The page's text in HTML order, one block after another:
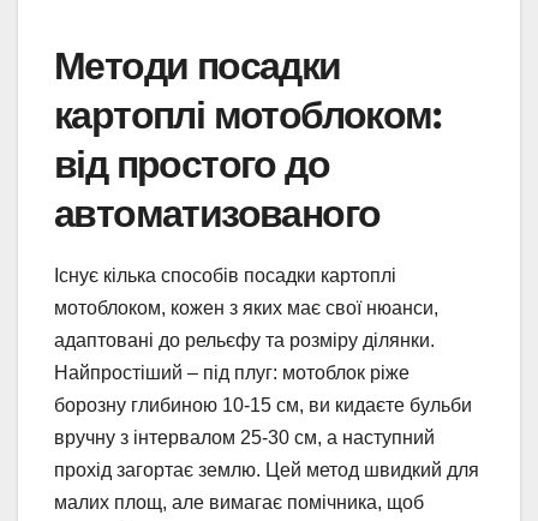
Методи посадки
картоплі мотоблоком:
від простого до
автоматизованого
Існує кілька способів посадки картоплі
мотоблоком, кожен з яких має свої нюанси,
адаптовані до рельєфу та розміру ділянки.
Найпростіший – під плуг: мотоблок ріже
борозну глибиною 10-15 см, ви кидаєте бульби
вручну з інтервалом 25-30 см, а наступний
прохід загортає землю. Цей метод швидкий для
малих площ, але вимагає помічника, щоб